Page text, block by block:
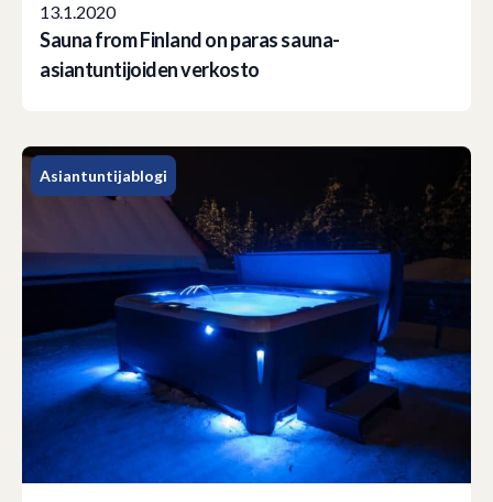
13.1.2020
Sauna from Finland on paras sauna-
asiantuntijoiden verkosto
Asiantuntijablogi